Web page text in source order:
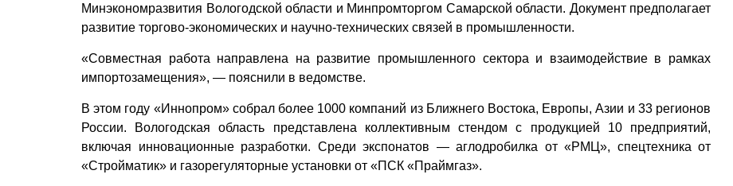
Минэкономразвития Вологодской области и Минпромторгом Самарской области. Документ предполагает
развитие торгово-экономических и научно-технических связей в промышленности.
«Совместная работа направлена на развитие промышленного сектора и взаимодействие в рамках
импортозамещения», — пояснили в ведомстве.
В этом году «Иннопром» собрал более 1000 компаний из Ближнего Востока, Европы, Азии и 33 регионов
России. Вологодская область представлена коллективным стендом с продукцией 10 предприятий,
включая инновационные разработки. Среди экспонатов — аглодробилка от «РМЦ», спецтехника от
«Стройматик» и газорегуляторные установки от «ПСК «Праймгаз».